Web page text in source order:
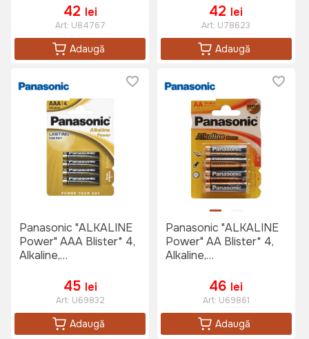
42 lei
Art: U84767
Adaugă
42 lei
Art: U78623
Adaugă
Panasonic "ALKALINE
Power" AAA Blister* 4,
Alkaline,
45 lei
Art: U69832
Adaugă
Panasonic "ALKALINE
Power" AA Blister* 4,
Alkaline,
46 lei
Art: U69861
Adaugă